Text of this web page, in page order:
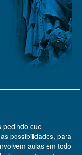
pedindo que
possibilidades, para
aulas em todo